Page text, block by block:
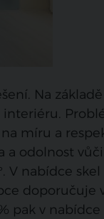
Na
míru a
odolnost
nabídce skel
doporučuje
pak v